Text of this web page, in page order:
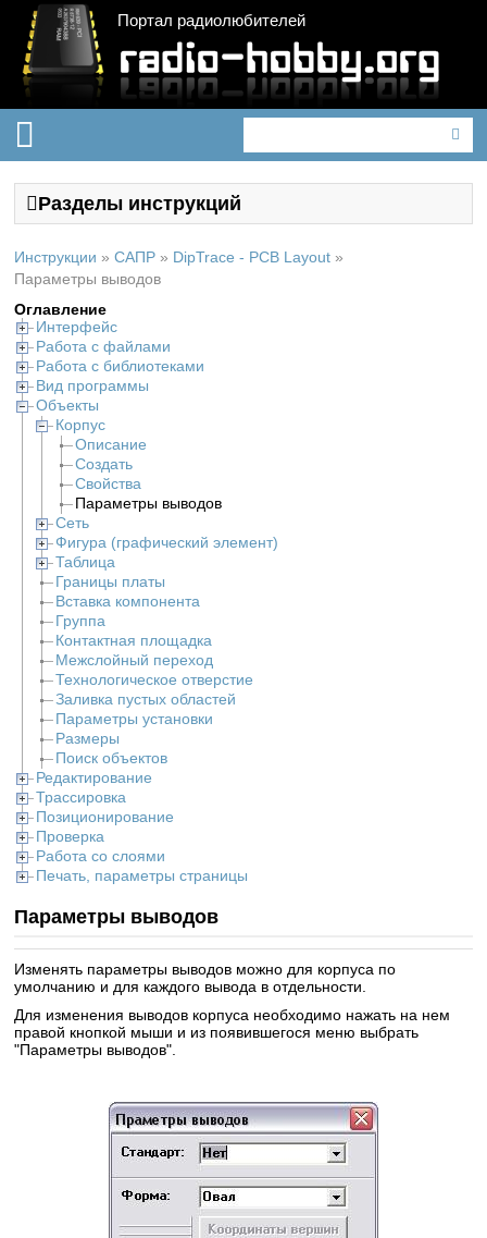
Портал радиолюбителей
Разделы инструкций
Инструкции » САПР » DipTrace - PCB Layout »
Параметры выводов
Оглавление
Интерфейс
Работа с файлами
Работа с библиотеками
Вид программы
Объекты
Корпус
Описание
Создать
Свойства
Параметры выводов
Сеть
Фигура (графический элемент)
Таблица
Границы платы
Вставка компонента
Группа
Контактная площадка
Межслойный переход
Технологическое отверстие
Заливка пустых областей
Параметры установки
Размеры
Поиск объектов
Редактирование
Трассировка
Позиционирование
Проверка
Работа со слоями
Печать, параметры страницы
Параметры выводов
Изменять параметры выводов можно для корпуса по
умолчанию и для каждого вывода в отдельности.
Для изменения выводов корпуса необходимо нажать на нем
правой кнопкой мыши и из появившегося меню выбрать
"Параметры выводов".